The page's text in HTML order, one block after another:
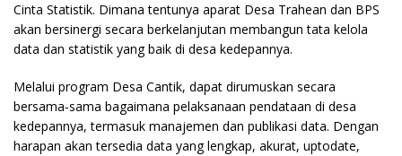
Cinta Statistik. Dimana tentunya aparat Desa Trahean dan BPS
akan bersinergi secara berkelanjutan membangun tata kelola
data dan statistik yang baik di desa kedepannya.
Melalui program Desa Cantik, dapat dirumuskan secara
bersama-sama bagaimana pelaksanaan pendataan di desa
kedepannya, termasuk manajemen dan publikasi data. Dengan
harapan akan tersedia data yang lengkap, akurat, uptodate,